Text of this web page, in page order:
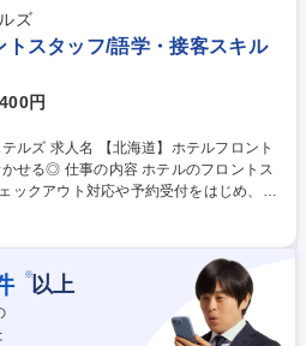
が主体。既存店へのヒアリング訪問も行
習得やテストキッチンでの製造研修を
/埼玉】未
黒字の旭東化学産業G
ズ
トスタッフ/語学・接客スキル
円
ルフロント
のフロントス
ックアウト対応や予約受付をはじめ、ホ
お任せします。接客スキルやホテル運営
理 ◆チェックイン・チェックアウト業務
イン） ◆電話応対・お問合せ対応 ◆備
ンテナンス・巡回業務 募集職種
フ/語学・接客スキルが活かせる◎
※以上